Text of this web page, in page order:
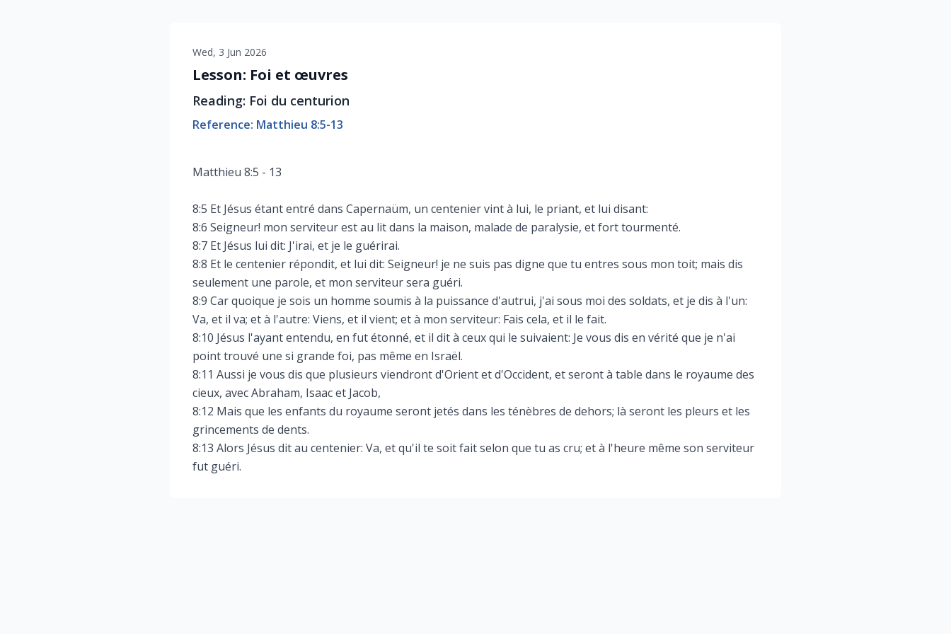
Wed, 3 Jun 2026
Lesson: Foi et œuvres
Reading: Foi du centurion
Reference: Matthieu 8:5-13
Matthieu 8:5 - 13
8:5 Et Jésus étant entré dans Capernaüm, un centenier vint à lui, le priant, et lui disant:
8:6 Seigneur! mon serviteur est au lit dans la maison, malade de paralysie, et fort tourmenté.
8:7 Et Jésus lui dit: J'irai, et je le guérirai.
8:8 Et le centenier répondit, et lui dit: Seigneur! je ne suis pas digne que tu entres sous mon toit; mais dis
seulement une parole, et mon serviteur sera guéri.
8:9 Car quoique je sois un homme soumis à la puissance d'autrui, j'ai sous moi des soldats, et je dis à l'un:
Va, et il va; et à l'autre: Viens, et il vient; et à mon serviteur: Fais cela, et il le fait.
8:10 Jésus l'ayant entendu, en fut étonné, et il dit à ceux qui le suivaient: Je vous dis en vérité que je n'ai
point trouvé une si grande foi, pas même en Israël.
8:11 Aussi je vous dis que plusieurs viendront d'Orient et d'Occident, et seront à table dans le royaume des
cieux, avec Abraham, Isaac et Jacob,
8:12 Mais que les enfants du royaume seront jetés dans les ténèbres de dehors; là seront les pleurs et les
grincements de dents.
8:13 Alors Jésus dit au centenier: Va, et qu'il te soit fait selon que tu as cru; et à l'heure même son serviteur
fut guéri.